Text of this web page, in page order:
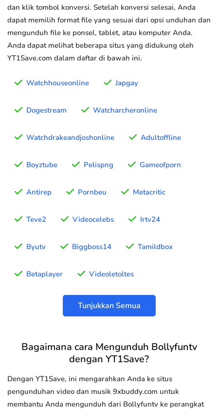
dan klik tombol konversi. Setelah konversi selesai, Anda
dapat memilih format file yang sesuai dari opsi unduhan dan
mengunduh file ke ponsel, tablet, atau komputer Anda.
Anda dapat melihat beberapa situs yang didukung oleh
YT1Save.com dalam daftar di bawah ini.
Watchhouseonline Japgay
Dogestream Watcharcheronline
Watchdrakeandjoshonline Adultoffline
Boyztube Pelispng Gameofporn
Antirep Pornbeu Metacritic
Teve2 Videocelebs Irtv24
Byutv Biggboss14 Tamildbox
Betaplayer Videoletoltes
Tunjukkan Semua
Bagaimana cara Mengunduh Bollyfuntv
dengan YT1Save?
Dengan YT1Save, ini mengarahkan Anda ke situs
pengunduhan video dan musik 9xbuddy.com untuk
membantu Anda mengunduh dari Bollyfuntv ke perangkat